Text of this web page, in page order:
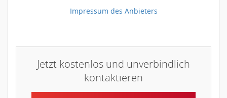
Impressum des Anbieters
Jetzt kostenlos und unverbindlich
kontaktieren